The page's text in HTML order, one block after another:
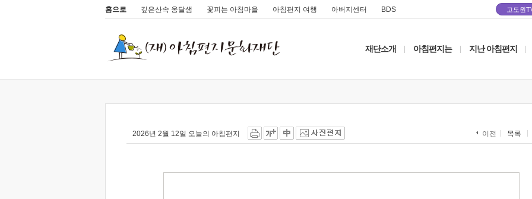
홈으로 깊은산속 옹달샘 꽃피는 아침마을 아침편지 여행 아버지센터 BDS 고도원
재단소개 아침편지는 지난 아침편지
2026년 2월 12일 오늘의 아침편지 이전 목록